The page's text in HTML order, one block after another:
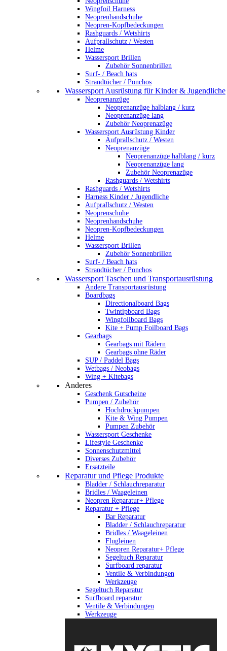
Wingfoil Harness
Neoprenhandschuhe
Neopren-Kopfbedeckungen
Rashguards / Wetshirts
Aufprallschutz / Westen
Helme
Wassersport Brillen
Zubehör Sonnenbrillen
Surf- / Beach hats
Strandtücher / Ponchos
Wassersport Ausrüstung für Kinder & Jugendliche
Neoprenanzüge
Neoprenanzüge halblang / kurz
Neoprenanzüge lang
Zubehör Neoprenazüge
Wassersport Ausrüstung Kinder
Aufprallschutz / Westen
Neoprenanzüge
Neoprenanzüge halblang / kurz
Neoprenanzüge lang
Zubehör Neoprenazüge
Rashguards / Wetshirts
Rashguards / Wetshirts
Harness Kinder / Jugendliche
Aufprallschutz / Westen
Neoprenschuhe
Neoprenhandschuhe
Neopren-Kopfbedeckungen
Helme
Wassersport Brillen
Zubehör Sonnenbrillen
Surf- / Beach hats
Strandtücher / Ponchos
Wassersport Taschen und Transportausrüstung
Andere Transportausrüstung
Boardbags
Directionalboard Bags
Twintipboard Bags
Wingfoilboard Bags
Kite + Pump Foilboard Bags
Gearbags
Gearbags mit Rädern
Gearbags ohne Räder
SUP / Paddel Bags
Wetbags / Neobags
Wing + Kitebags
Anderes
Geschenk Gutscheine
Pumpen / Zubehör
Hochdruckpumpen
Kite & Wing Pumpen
Pumpen Zubehör
Wassersport Geschenke
Lifestyle Geschenke
Sonnenschutzmittel
Diverses Zubehör
Ersatzteile
Reparatur und Pflege Produkte
Bladder / Schlauchreparatur
Bridles / Waageleinen
Neopren Reparatur+ Pflege
Reparatur + Pflege
Bar Reparatur
Bladder / Schlauchreparatur
Bridles / Waageleinen
Flugleinen
Neopren Reparatur+ Pflege
Segeltuch Reparatur
Surfboard reparatur
Ventile & Verbindungen
Werkzeuge
Segeltuch Reparatur
Surfboard reparatur
Ventile & Verbindungen
Werkzeuge